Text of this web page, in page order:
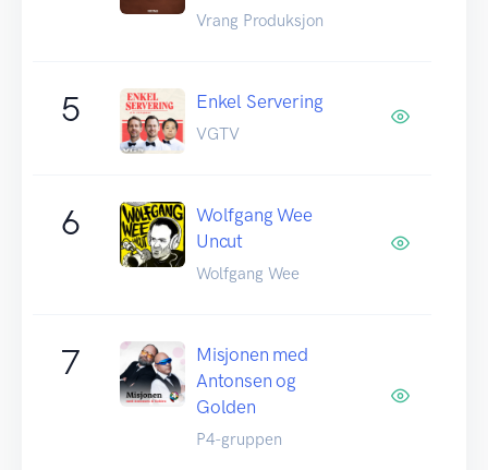
Vrang Produksjon
5 Enkel Servering
VGTV
6
Wolfgang Wee
Uncut
Wolfgang Wee
7
Misjonen med
Antonsen og
Golden
P4-gruppen